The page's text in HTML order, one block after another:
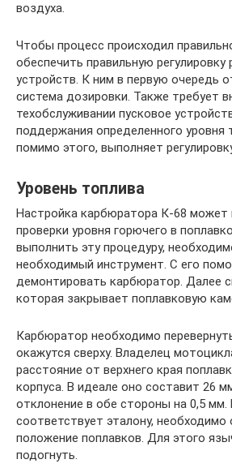
воздуха.
Чтобы процесс происходил
обеспечить правильную регулировку
устройств. К ним в первую очередь
система дозировки. Также требует
техобслуживании пусковое
поддержания определенного уровня
помимо этого, выполняет
Уровень топлива
Настройка карбюратора К-68 может
проверки уровня горючего в
выполнить эту процедуру,
необходимый инструмент. С его
демонтировать карбюратор. Далее
которая закрывает поплавковую
Карбюратор необходимо
окажутся сверху. Владелец
расстояние от верхнего края
корпуса. В идеале оно составит 26
отклонение в обе стороны на 0,5 мм.
соответствует эталону, необходимо
положение поплавков. Для этого
подогнуть.